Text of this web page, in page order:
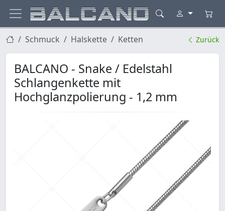
Schmuck Halskette Ketten Zurück
BALCANO - Snake / Edelstahl
Schlangenkette mit
Hochglanzpolierung - 1,2 mm